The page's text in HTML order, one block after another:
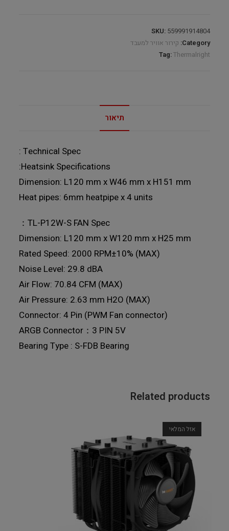
SKU: 559991914804
Category: קירור אוויר למעבד
Tag:Thermalright
תיאור
Technical Spec :
Heatsink Specifications:
Dimension: L120 mm x W46 mm x H151 mm
Heat pipes: 6mm heatpipe x 4 units
TL-P12W-S FAN Spec：
Dimension: L120 mm x W120 mm x H25 mm
Rated Speed: 2000 RPM±10% (MAX)
Noise Level: 29.8 dBA
Air Flow: 70.84 CFM (MAX)
Air Pressure: 2.63 mm H2O (MAX)
Connector: 4 Pin (PWM Fan connector)
ARGB Connector：3 PIN 5V
Bearing Type : S-FDB Bearing
Related products
אזל המלאי